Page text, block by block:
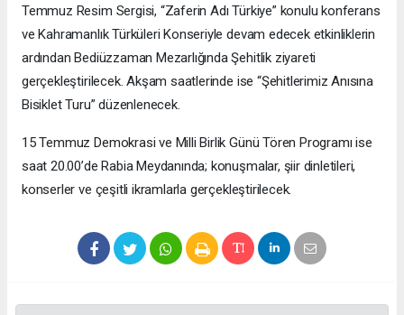
Temmuz Resim Sergisi, “Zaferin Adı Türkiye” konulu konferans
ve Kahramanlık Türküleri Konseriyle devam edecek etkinliklerin
ardından Bediüzzaman Mezarlığında Şehitlik ziyareti
gerçekleştirilecek. Akşam saatlerinde ise “Şehitlerimiz Anısına
Bisiklet Turu” düzenlenecek.
15 Temmuz Demokrasi ve Milli Birlik Günü Tören Programı ise
saat 20.00’de Rabia Meydanında; konuşmalar, şiir dinletileri,
konserler ve çeşitli ikramlarla gerçekleştirilecek.